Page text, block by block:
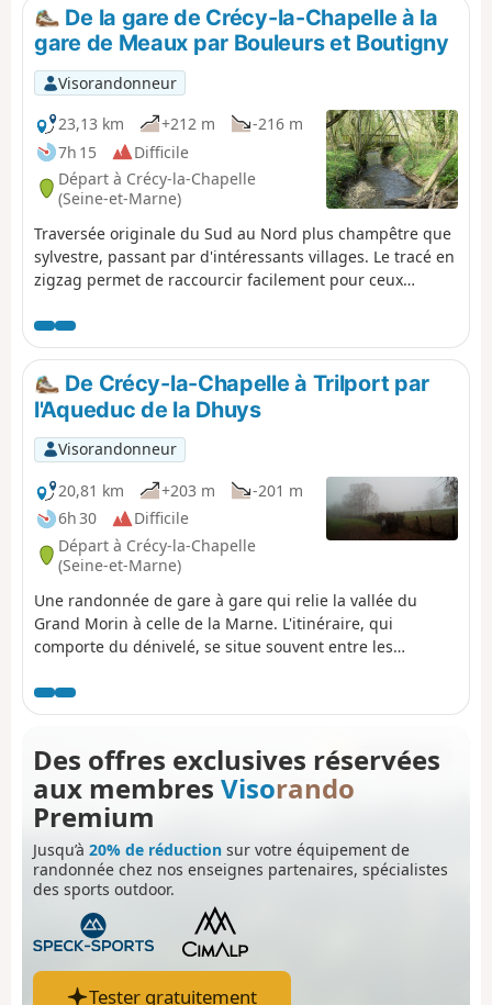
De la gare de Crécy-la-Chapelle à la
gare de Meaux par Bouleurs et Boutigny
Visorandonneur
23,13 km
+212 m
-216 m
7h 15
Difficile
Départ à Crécy-la-Chapelle
(Seine-et-Marne)
Traversée originale du Sud au Nord plus champêtre que
sylvestre, passant par d'intéressants villages. Le tracé en
zigzag permet de raccourcir facilement pour ceux
pour eux de couper du point au point , ce qui permet de
visiter tous les villages du parcours, en descendant en-
dessous des 20 km. Seule la section de l'aqueduc serait
alors laissée de côté.Le départ et l'arrivée sont
accessibles en bus depuis la gare RER-TGV de Chessy-
Marne-la-Vallée, ou en train.
De Crécy-la-Chapelle à Trilport par
l'Aqueduc de la Dhuys
Visorandonneur
20,81 km
+203 m
-201 m
6h 30
Difficile
Départ à Crécy-la-Chapelle
(Seine-et-Marne)
Une randonnée de gare à gare qui relie la vallée du
Grand Morin à celle de la Marne. L'itinéraire, qui
comporte du dénivelé, se situe souvent entre les
la Dhuys sur environ 6km, en deux tronçons.
Des offres exclusives réservées
aux membres Visorando
Premium
Jusqu’à 20% de réduction sur votre équipement de
randonnée chez nos enseignes partenaires, spécialistes
des sports outdoor.
Tester gratuitement